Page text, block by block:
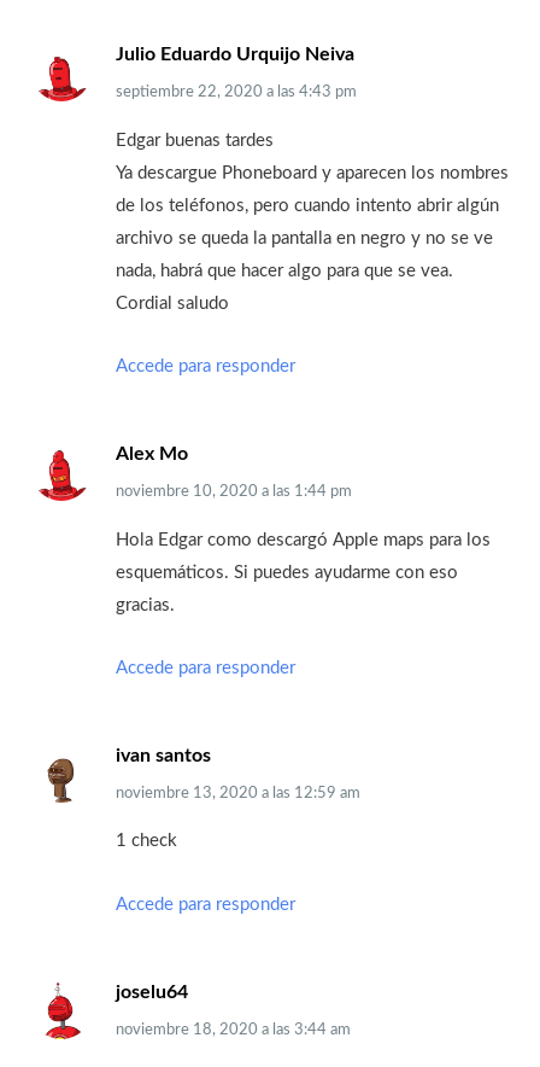
Julio Eduardo Urquijo Neiva
septiembre 22, 2020 a las 4:43 pm
Edgar buenas tardes
Ya descargue Phoneboard y aparecen los nombres
de los teléfonos, pero cuando intento abrir algún
archivo se queda la pantalla en negro y no se ve
nada, habrá que hacer algo para que se vea.
Cordial saludo
Accede para responder
Alex Mo
noviembre 10, 2020 a las 1:44 pm
Hola Edgar como descargó Apple maps para los
esquemáticos. Si puedes ayudarme con eso
gracias.
Accede para responder
ivan santos
noviembre 13, 2020 a las 12:59 am
1 check
Accede para responder
joselu64
noviembre 18, 2020 a las 3:44 am